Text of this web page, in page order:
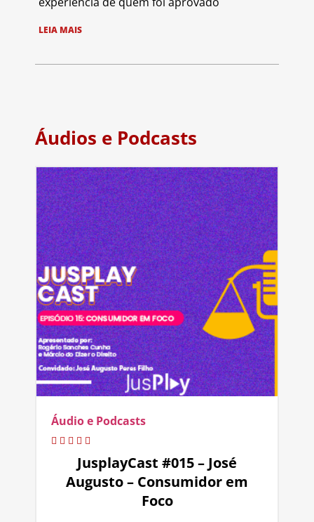
LEIA MAIS
Áudios e Podcasts
Áudio e Podcasts
JusplayCast #015 – José
Augusto – Consumidor em
Foco